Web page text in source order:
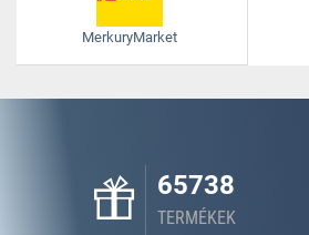
MerkuryMarket
65738
TERMÉKEK